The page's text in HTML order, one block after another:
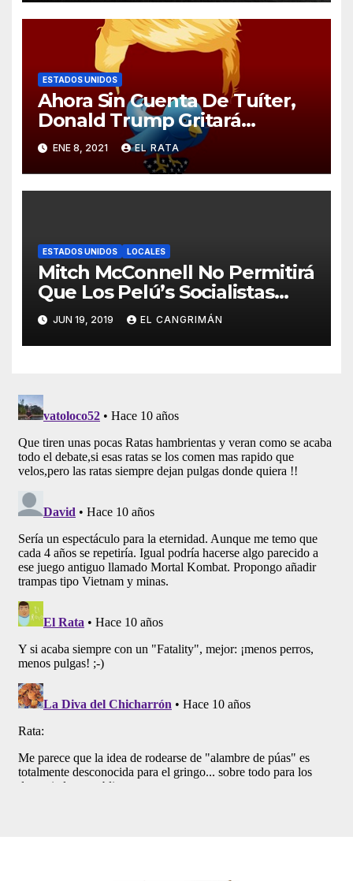
ESTADOS UNIDOS
Ahora Sin Cuenta De Tuíter,
Donald Trump Gritará
Barrabasadas Desde Una
Tumbacocos
ENE 8, 2021 EL RATA
ESTADOS UNIDOS LOCALES
Mitch McConnell No Permitirá
Que Los Pelú’s Socialistas
Comunistas Del PNP Logren
La Estadidad
JUN 19, 2019 EL CANGRIMÁN